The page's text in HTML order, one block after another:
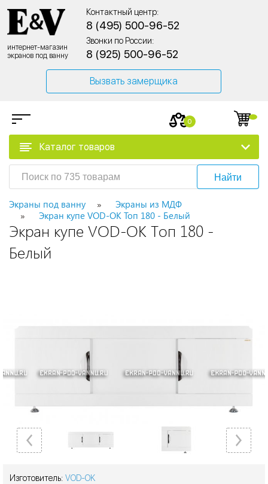
интернет-магазин
экранов под ванну
Контактный центр:
8 (495) 500-96-52
Звонки по России:
8 (925) 500-96-52
Вызвать замерщика
0
Каталог товаров
Найти
Экраны под ванну
Экраны из МДФ
Экран купе VOD-OK Топ 180 - Белый
Экран купе VOD-OK Топ 180 -
Белый
Изготовитель: VOD-OK